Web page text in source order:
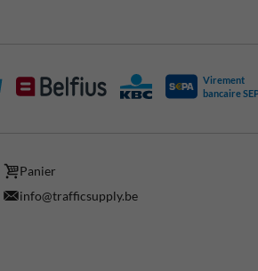
Virement
bancaire
Panier
info@trafficsupply.be